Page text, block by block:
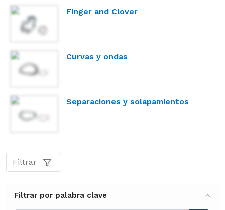
Finger and Clover
Curvas y ondas
Separaciones y solapamientos
Filtrar
Filtrar por palabra clave